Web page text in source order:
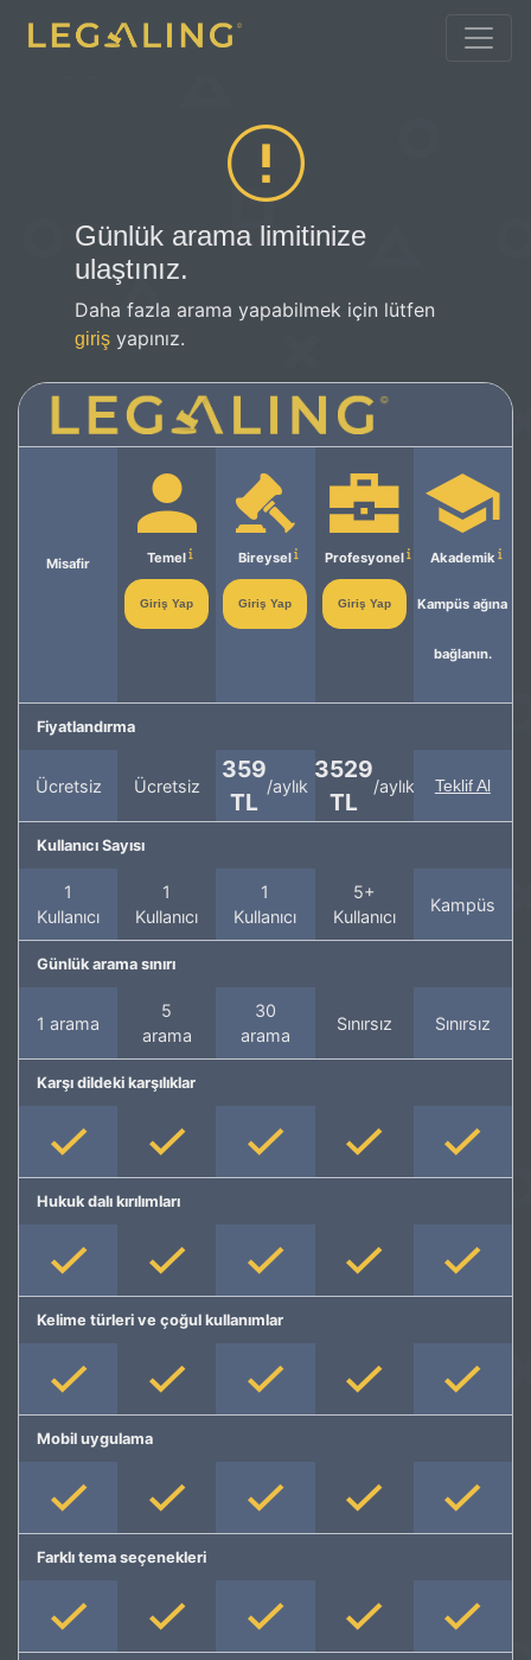
Günlük arama limitinize
ulaştınız.
Daha fazla arama yapabilmek için lütfen
giriş yapınız.
Misafir Temel
Giriş Yap
Bireysel
Giriş Yap
Profesyonel
Giriş Yap
Akademik
Kampüs ağına
bağlanın.
Fiyatlandırma
Ücretsiz Ücretsiz
359
TL
/aylık
3529
TL
/aylık Teklif Al
Kullanıcı Sayısı
1
Kullanıcı
1
Kullanıcı
1
Kullanıcı
5+
Kullanıcı
Kampüs
Günlük arama sınırı
1 arama
5
arama
30
arama
Sınırsız Sınırsız
Karşı dildeki karşılıklar
Hukuk dalı kırılımları
Kelime türleri ve çoğul kullanımlar
Mobil uygulama
Farklı tema seçenekleri